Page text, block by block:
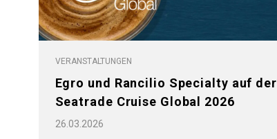
VERANSTALTUNGEN
Egro und Rancilio Specialty auf der
Seatrade Cruise Global 2026
26.03.2026